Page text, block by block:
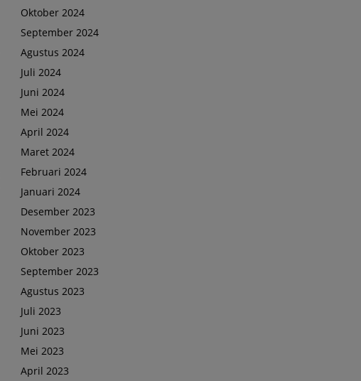
Oktober 2024
September 2024
Agustus 2024
Juli 2024
Juni 2024
Mei 2024
April 2024
Maret 2024
Februari 2024
Januari 2024
Desember 2023
November 2023
Oktober 2023
September 2023
Agustus 2023
Juli 2023
Juni 2023
Mei 2023
April 2023